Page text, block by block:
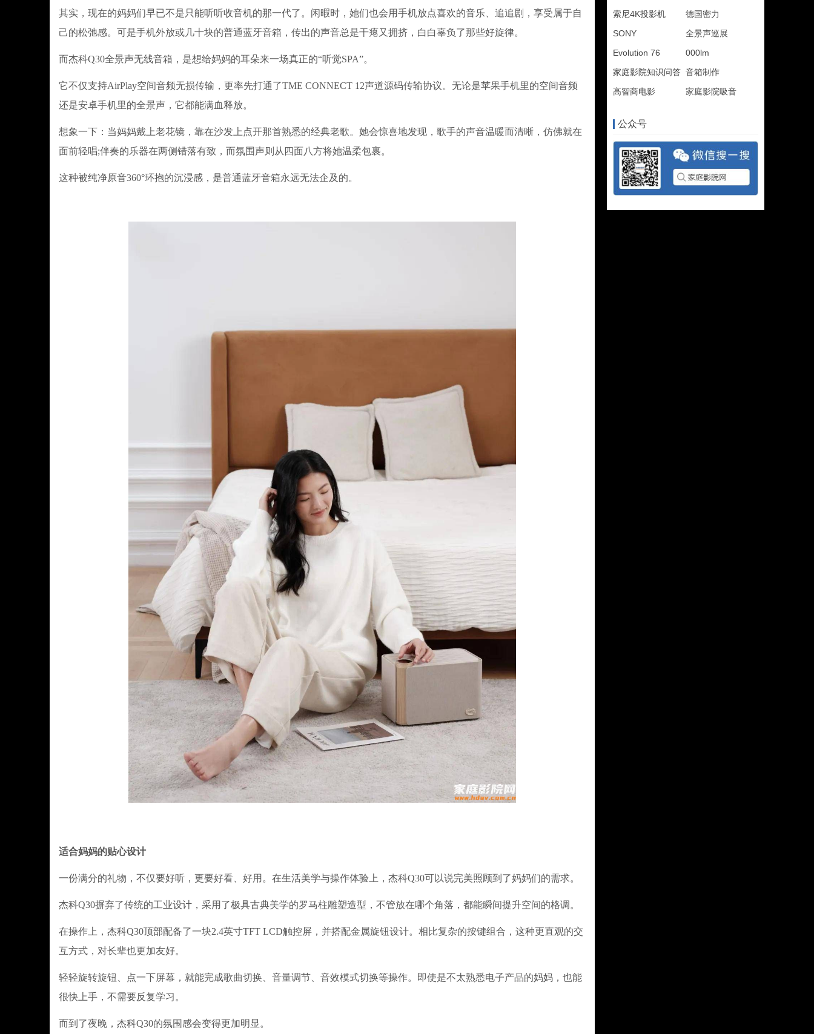
其实，现在的妈妈们早已不是只能听听收音机的那一代了。闲暇时，她们也会用手机放点喜欢的音乐、追追剧，享受属于自
己的松弛感。可是手机外放或几十块的普通蓝牙音箱，传出的声音总是干瘪又拥挤，白白辜负了那些好旋律。
而杰科Q30全景声无线音箱，是想给妈妈的耳朵来一场真正的“听觉SPA”。
它不仅支持AirPlay空间音频无损传输，更率先打通了TME CONNECT 12声道源码传输协议。无论是苹果手机里的空间音频
还是安卓手机里的全景声，它都能满血释放。
想象一下：当妈妈戴上老花镜，靠在沙发上点开那首熟悉的经典老歌。她会惊喜地发现，歌手的声音温暖而清晰，仿佛就在
面前轻唱;伴奏的乐器在两侧错落有致，而氛围声则从四面八方将她温柔包裹。
这种被纯净原音360°环抱的沉浸感，是普通蓝牙音箱永远无法企及的。
适合妈妈的贴心设计
一份满分的礼物，不仅要好听，更要好看、好用。在生活美学与操作体验上，杰科Q30可以说完美照顾到了妈妈们的需求。
杰科Q30摒弃了传统的工业设计，采用了极具古典美学的罗马柱雕塑造型，不管放在哪个角落，都能瞬间提升空间的格调。
在操作上，杰科Q30顶部配备了一块2.4英寸TFT LCD触控屏，并搭配金属旋钮设计。相比复杂的按键组合，这种更直观的交
互方式，对长辈也更加友好。
轻轻旋转旋钮、点一下屏幕，就能完成歌曲切换、音量调节、音效模式切换等操作。即使是不太熟悉电子产品的妈妈，也能
很快上手，不需要反复学习。
而到了夜晚，杰科Q30的氛围感会变得更加明显。
索尼4K投影机
德国密力
SONY
全景声巡展
Evolution 76
000lm
家庭影院知识问答 音箱制作
高智商电影
家庭影院吸音
公众号